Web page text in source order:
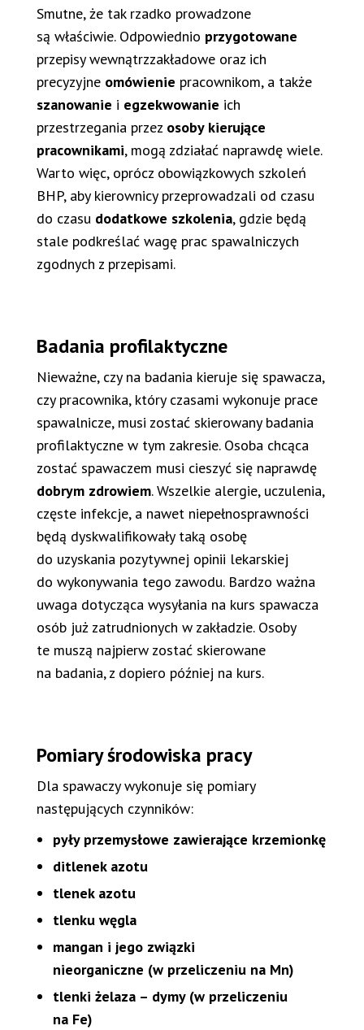
Smutne, że tak rzadko prowadzone
są właściwie. Odpowiednio przygotowane
przepisy wewnątrzzakładowe oraz ich
precyzyjne omówienie pracownikom, a także
szanowanie i egzekwowanie ich
przestrzegania przez osoby kierujące
pracownikami, mogą zdziałać naprawdę wiele.
Warto więc, oprócz obowiązkowych szkoleń
BHP, aby kierownicy przeprowadzali od czasu
do czasu dodatkowe szkolenia, gdzie będą
stale podkreślać wagę prac spawalniczych
zgodnych z przepisami.
Badania profilaktyczne
Nieważne, czy na badania kieruje się spawacza,
czy pracownika, który czasami wykonuje prace
spawalnicze, musi zostać skierowany badania
profilaktyczne w tym zakresie. Osoba chcąca
zostać spawaczem musi cieszyć się naprawdę
dobrym zdrowiem. Wszelkie alergie, uczulenia,
częste infekcje, a nawet niepełnosprawności
będą dyskwalifikowały taką osobę
do uzyskania pozytywnej opinii lekarskiej
do wykonywania tego zawodu. Bardzo ważna
uwaga dotycząca wysyłania na kurs spawacza
osób już zatrudnionych w zakładzie. Osoby
te muszą najpierw zostać skierowane
na badania, z dopiero później na kurs.
Pomiary środowiska pracy
Dla spawaczy wykonuje się pomiary
następujących czynników:
pyły przemysłowe zawierające krzemionkę
ditlenek azotu
tlenek azotu
tlenku węgla
mangan i jego związki
nieorganiczne (w przeliczeniu na Mn)
tlenki żelaza – dymy (w przeliczeniu
na Fe)